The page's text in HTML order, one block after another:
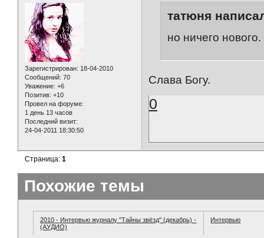
Зарегистрирован: 18-04-2010
Сообщений: 70
Уважение: +6
Позитив: +10
Провел на форуме:
1 день 13 часов
Последний визит:
24-04-2011 18:30:50
татюня
но ничего нового.
Слава Богу.
0
Страница:1
Похожие темы
2010 - Интервью журналу "Тайны звёзд" (декабрь) -
(АУДИО)
Интервью